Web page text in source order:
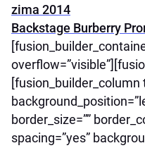
zima 2014
Backstage Burberry
[fusion_builder_column
border_size=””
spacing=”yes”